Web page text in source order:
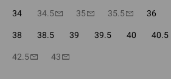
34 34.5 35 35.5 36
38 38.5 39 39.5 40 40.5
42.5 43